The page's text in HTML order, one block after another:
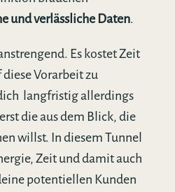
und verlässliche Daten.
Es kostet Zeit
diese Vorarbeit zu
langfristig allerdings
die aus dem Blick, die
willst. In diesem Tunnel
Zeit und damit auch
potentiellen Kunden